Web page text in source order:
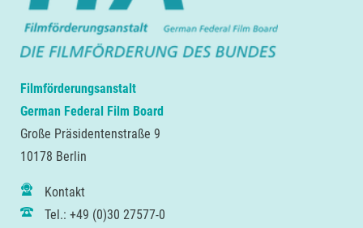
Filmförderungsanstalt
German Federal Film Board
Große Präsidentenstraße 9
10178 Berlin
Kontakt
Tel.: +49 (0)30 27577-0